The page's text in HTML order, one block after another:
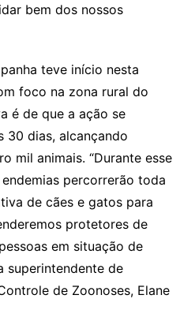
bem dos nossos
teve início nesta
foco na zona rural do
é de que a ação se
30 dias, alcançando
mil animais. “Durante esse
percorrerão toda
de cães e gatos para
protetores de
em situação de
superintendente de
de Zoonoses, Elane